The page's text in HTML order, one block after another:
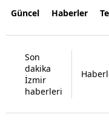
Güncel Haberler
Son
dakika
İzmir
haberleri